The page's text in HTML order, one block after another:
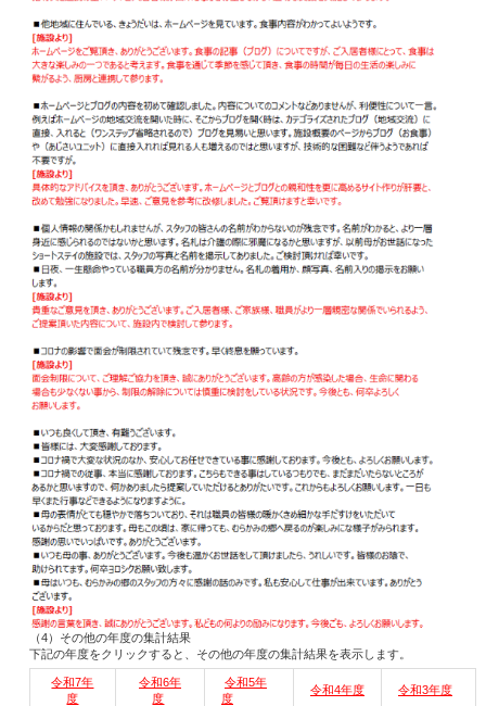
（4）その他の年度の集計結果
下記の年度をクリックすると、その他の年度の集計結果を表示します。
令和7年
度
令和6年
度
令和5年
度
令和4年度 令和3年度